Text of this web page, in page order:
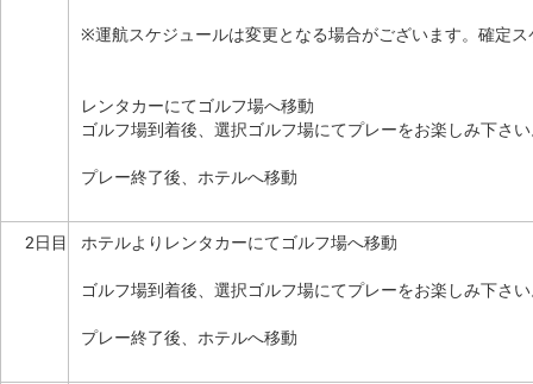
※運航スケジュールは変更となる場合がございます。確定
レンタカーにてゴルフ場へ移動
ゴルフ場到着後、選択ゴルフ場にてプレーをお楽しみ下さ
プレー終了後、ホテルへ移動
2日目 ホテルよりレンタカーにてゴルフ場へ移動
ゴルフ場到着後、選択ゴルフ場にてプレーをお楽しみ下さ
プレー終了後、ホテルへ移動